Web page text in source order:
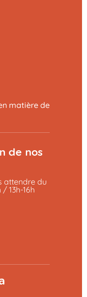
matière de
de nos
attendre du
13h-16h